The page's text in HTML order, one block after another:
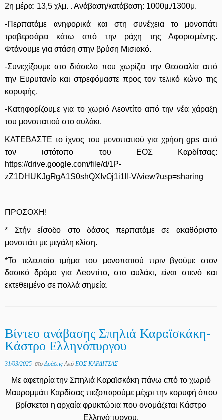
2η μέρα: 13,5 χλμ. . Ανάβαση/κατάβαση: 1000μ./1300μ.
-Περπατάμε ανηφορικά και στη συνέχεια το μονοπάτι
τραβερσάρει κάτω από την ράχη της Αφορισμένης.
Φτάνουμε για στάση στην βρύση Μισιακό.
-Συνεχίζουμε στο διάσελο που χωρίζει την Θεσσαλία από
την Ευρυτανία και στρεφόμαστε προς τον τελικό κώνο της
κορυφής.
-Κατηφορίζουμε για το χωριό Λεοντίτο από την νέα χάραξη
του μονοπατιού στο αυλάκι.
ΚΑΤΕΒΑΣΤΕ το ίχνος του μονοπατιού για χρήση gps από
τον ιστότοπο του ΕΟΣ Καρδίτσας:
https://drive.google.com/file/d/1P-
zZ1DHUKJgRgA1S0shQXIvOj1i1lI-V/view?usp=sharing
ΠΡΟΣΟΧΗ!
* Στήν είσοδο στο δάσος περπατάμε σε ακαθόριστο
μονοπάτι με μεγάλη κλίση.
*Το τελευταίο τμήμα του μονοπατιού πριν βγούμε στον
δασικό δρόμο για Λeοντίτο, στο αυλάκι, είναι στενό και
εκτεθειμένο σε πολλά σημεία.
Βίντεο ανάβασης Σπηλιά Καραϊσκάκη-
Κάστρο Ελληνόπυργου
31/03/2025 στοΔράσειςΑπό ΕΟΣ ΚΑΡΔΙΤΣΑΣ
Με αφετηρία την Σπηλιά Καραϊσκάκη πάνω από το χωριό
Μαυρομμάτι Καρδίσας πεζοπορούμε μέχρι την κορυφή όπου
βρίσκεται η αρχαία φρυκτώρια που ονομάζεται Κάστρο
Ελληνόπυργου.